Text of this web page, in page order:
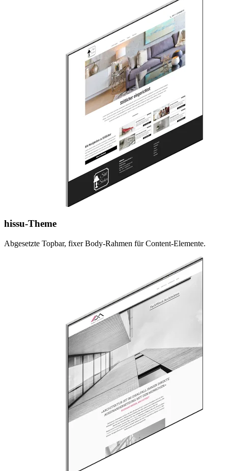
hissu-Theme
Abgesetzte Topbar, fixer Body-Rahmen für Content-Elemente.